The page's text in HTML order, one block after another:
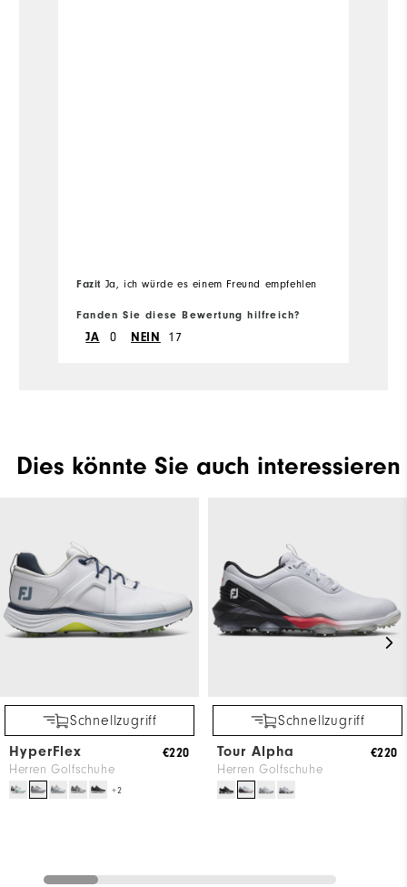
Fazit Ja, ich würde es einem Freund empfehlen
Fanden Sie diese Bewertung hilfreich?
JA 0 NEIN 17
Dies könnte Sie auch interessieren
Schnellzugriff
HyperFlex
Herren Golfschuhe
+2
€220
Schnellzugriff
Tour Alpha
Herren Golfschuhe
€220